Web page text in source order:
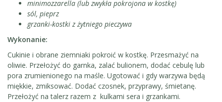
minimozzarella (lub zwykła pokrojona w kostkę)
sól, pieprz
grzanki-kostki z żytniego pieczywa
Wykonanie:
Cukinie i obrane ziemniaki pokroić w kostkę. Przesmażyć na
oliwie. Przełożyć do garnka, zalać bulionem, dodać cebulę lub
pora zrumienionego na maśle. Ugotować i gdy warzywa będą
miękkie, zmiksować. Dodać czosnek, przyprawy, śmietanę.
Przełożyć na talerz razem z kulkami sera i grzankami.